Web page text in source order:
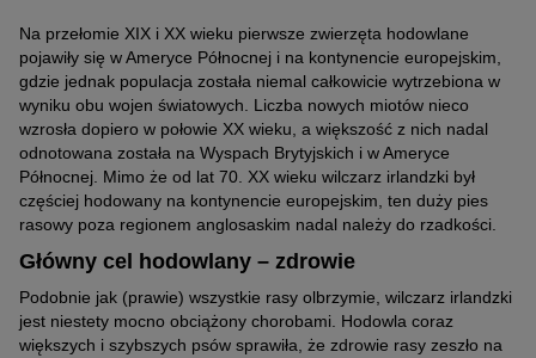
Na przełomie XIX i XX wieku pierwsze zwierzęta hodowlane
pojawiły się w Ameryce Północnej i na kontynencie europejskim,
gdzie jednak populacja została niemal całkowicie wytrzebiona w
wyniku obu wojen światowych. Liczba nowych miotów nieco
wzrosła dopiero w połowie XX wieku, a większość z nich nadal
odnotowana została na Wyspach Brytyjskich i w Ameryce
Północnej. Mimo że od lat 70. XX wieku wilczarz irlandzki był
częściej hodowany na kontynencie europejskim, ten duży pies
rasowy poza regionem anglosaskim nadal należy do rzadkości.
Główny cel hodowlany – zdrowie
Podobnie jak (prawie) wszystkie rasy olbrzymie, wilczarz irlandzki
jest niestety mocno obciążony chorobami. Hodowla coraz
większych i szybszych psów sprawiła, że zdrowie rasy zeszło na